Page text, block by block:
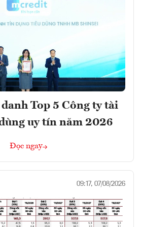
Top 5 Công ty tài
uy tín năm 2026
Đọc ngay
09:17, 07/08/2026